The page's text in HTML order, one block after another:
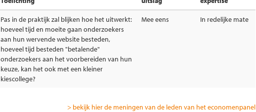
Pas in de praktijk zal blijken hoe het uitwerkt:
hoeveel tijd en moeite gaan onderzoekers
aan hun wervende website besteden,
hoeveel tijd besteden "betalende"
onderzoekers aan het voorbereiden van hun
keuze, kan het ook met een kleiner
kiescollege?
Mee eens In redelijke mate
> bekijk hier de meningen van de leden van het economenpanel